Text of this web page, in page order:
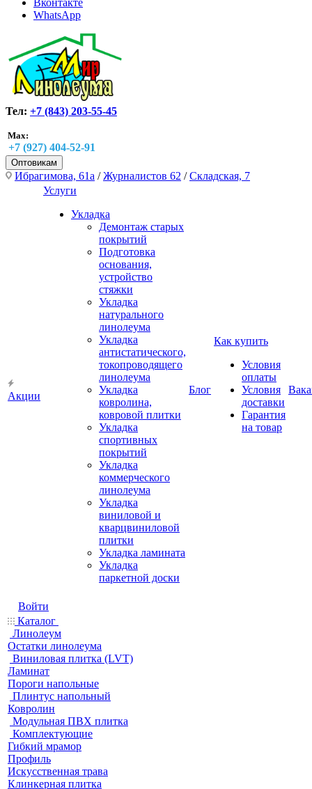
Вконтакте
WhatsApp
Тел: +7 (843) 203-55-45
Max:
+7 (927) 404-52-91
Оптовикам
Ибрагимова, 61а /Журналистов 62 /Складская, 7
Акции
Услуги
Укладка
Демонтаж старых
покрытий
Подготовка
основания,
устройство
стяжки
Укладка
натурального
линолеума
Укладка
антистатического,
токопроводящего
линолеума
Укладка
ковролина,
ковровой плитки
Укладка
спортивных
покрытий
Укладка
коммерческого
линолеума
Укладка
виниловой и
кварцвиниловой
плитки
Укладка ламината
Укладка
паркетной доски
Блог
Как купить
Условия
оплаты
Условия
доставки
Гарантия
на товар
Войти
Каталог
Линолеум
Остатки линолеума
Виниловая плитка (LVT)
Ламинат
Пороги напольные
Плинтус напольный
Ковролин
Модульная ПВХ плитка
Комплектующие
Гибкий мрамор
Профиль
Искусственная трава
Клинкерная плитка